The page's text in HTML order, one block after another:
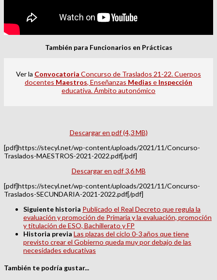
También para Funcionarios en Prácticas
Ver la Convocatoria Concurso de Traslados 21-22. Cuerpos
docentes Maestros, Enseñanzas Medias e Inspección
educativa. Ámbito autonómico
Descargar en pdf (4,3 MB)
[pdf]https://stecyl.net/wp-content/uploads/2021/11/Concurso-
Traslados-MAESTROS-2021-2022.pdf[/pdf]
Descargar en pdf 3,6 MB
[pdf]https://stecyl.net/wp-content/uploads/2021/11/Concurso-
Traslados-SECUNDARIA-2021-2022.pdf[/pdf]
Siguiente historia Publicado el Real Decreto que regula la
evaluación y promoción de Primaria y la evaluación, promoción
y titulación de ESO, Bachillerato y FP
Historia previa Las plazas del ciclo 0-3 años que tiene
previsto crear el Gobierno queda muy por debajo de las
necesidades educativas
También te podría gustar...